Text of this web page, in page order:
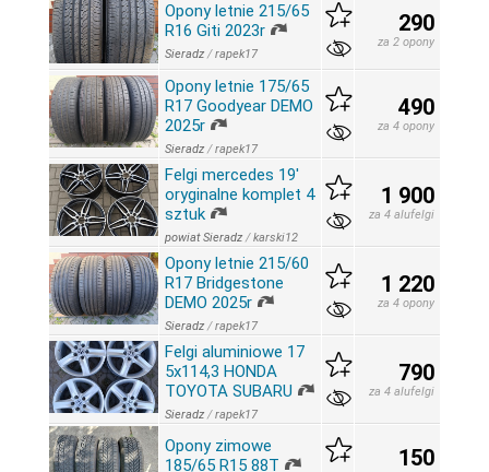
Opony letnie 215/65
R16 Giti 2023r
Sieradz /rapek17
290
za 2 opony
Opony letnie 175/65
R17 Goodyear DEMO
2025r
Sieradz /rapek17
490
za 4 opony
Felgi mercedes 19'
oryginalne komplet 4
sztuk
powiat Sieradz /karski12
1 900
za 4 alufelgi
Opony letnie 215/60
R17 Bridgestone
DEMO 2025r
Sieradz /rapek17
1 220
za 4 opony
Felgi aluminiowe 17
5x114,3 HONDA
TOYOTA SUBARU
Sieradz /rapek17
790
za 4 alufelgi
Opony zimowe
185/65 R15 88T
150